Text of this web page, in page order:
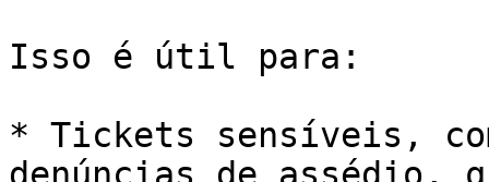
Isso é útil para:
* Tickets sensíveis,